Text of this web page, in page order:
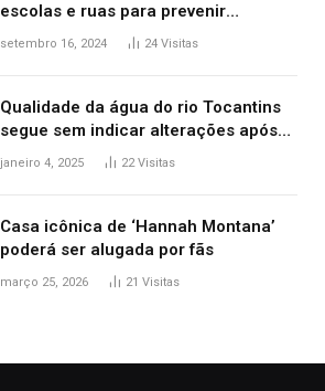
escolas e ruas para prevenir
acidentes no trânsito no AP
setembro 16, 2024 24 Visitas
Qualidade da água do rio Tocantins
segue sem indicar alterações após
desabamento da ponte entre MA e
janeiro 4, 2025 22Visitas
Casa icônica de ‘Hannah Montana’
poderá ser alugada por fãs
março 25, 2026 21 Visitas